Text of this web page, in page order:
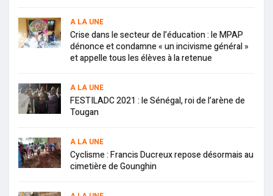
A LA UNE
Crise dans le secteur de l’éducation : le MPAP
dénonce et condamne « un incivisme général »
et appelle tous les élèves à la retenue
A LA UNE
FESTILADC 2021 : le Sénégal, roi de l’arène de
Tougan
A LA UNE
Cyclisme : Francis Ducreux repose désormais au
cimetière de Gounghin